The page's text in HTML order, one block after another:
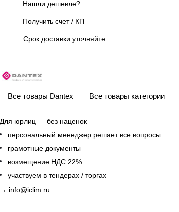
Нашли дешевле?
Получить счет / КП
Срок доставки уточняйте
Все товары Dantex Все товары категории
Для юрлиц — без наценок
персональный менеджер решает все вопросы
грамотные документы
возмещение НДС 22%
участвуем в тендерах / торгах
→ info@iclim.ru